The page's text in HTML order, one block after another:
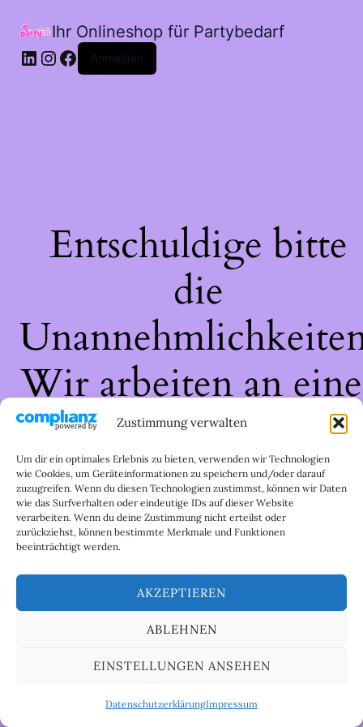
Zustimmung verwalten
Um dir ein optimales Erlebnis zu bieten, verwenden wir Technologien
wie Cookies, um Geräteinformationen zu speichern und/oder darauf
zuzugreifen. Wenn du diesen Technologien zustimmst, können wir Daten
wie das Surfverhalten oder eindeutige IDs auf dieser Website
verarbeiten. Wenn du deine Zustimmung nicht erteilst oder
zurückziehst, können bestimmte Merkmale und Funktionen
beeinträchtigt werden.
AKZEPTIEREN
ABLEHNEN
EINSTELLUNGEN ANSEHEN
DatenschutzerklärungImpressum
Ihr Onlineshop für Partybedarf
LinkedIn
Instagram
Facebook
Anmelden
Entschuldige bitte
die
Wir arbeiten an
großartigen Sache
schau bald wieder
vorbei!